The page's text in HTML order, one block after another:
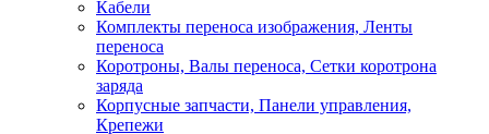
Кабели
Комплекты переноса изображения, Ленты
переноса
Коротроны, Валы переноса, Сетки коротрона
заряда
Корпусные запчасти, Панели управления,
Крепежи